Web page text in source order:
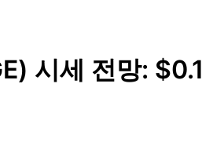
시세 전망: $0.1